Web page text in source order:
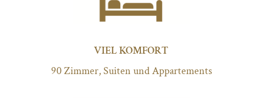
VIEL KOMFORT
90 Zimmer, Suiten und Appartements